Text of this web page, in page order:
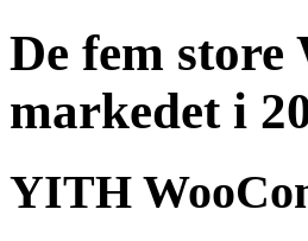
De fem store
markedet i
YITH